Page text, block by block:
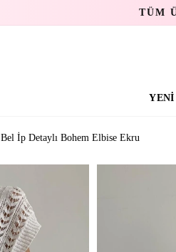
TÜM
YENİ
Bel İp Detaylı Bohem Elbise Ekru